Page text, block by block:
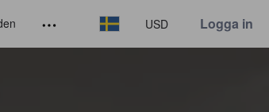
USD Logga in